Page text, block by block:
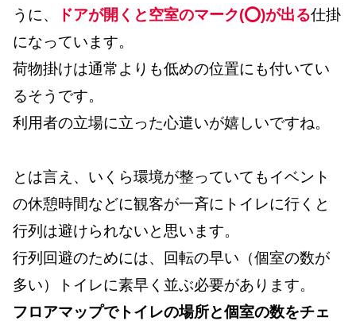
うに、
ドアが開くと空室のマーク(⭕️)が出る仕掛
になっています。
荷物掛けは通常よりも低めの位置にも付いてい
るそうです。
利用者の立場に立った心遣いが嬉しいですね。
とは言え、いくら環境が整っていてもイベント
の休憩時間などに観客が一斉にトイレに行くと
行列は避けられないと思います。
行列回避のためには、回転の早い（個室の数が
多い）トイレに素早く並ぶ必要があります。
フロアマップでトイレの場所と個室の数をチェ